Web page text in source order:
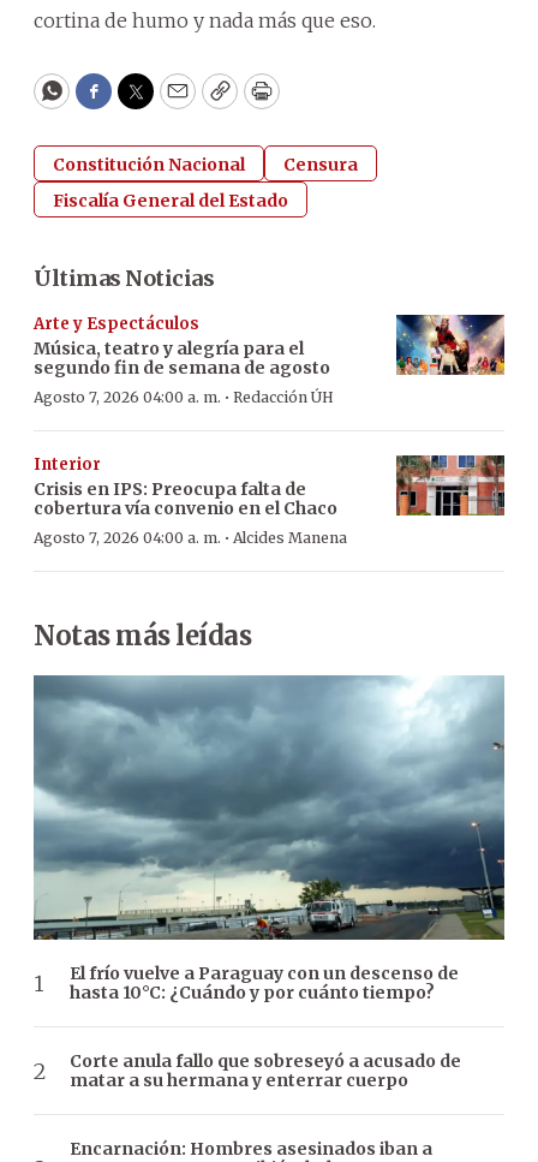
cortina de humo y nada más que eso.
WhatsApp
Facebook
Twitter
EmailCopyPrint
Constitución Nacional
Censura
Fiscalía General del Estado
Últimas Noticias
Arte y Espectáculos
Música, teatro y alegría para el
segundo fin de semana de agosto
Agosto 7, 2026 04:00 a. m. · Redacción ÚH
Interior
Crisis en IPS: Preocupa falta de
cobertura vía convenio en el Chaco
Agosto 7, 2026 04:00 a. m. · Alcides Manena
Notas más leídas
El frío vuelve a Paraguay con un descenso de
hasta 10°C: ¿Cuándo y por cuánto tiempo?
Corte anula fallo que sobreseyó a acusado de
matar a su hermana y enterrar cuerpo
Encarnación: Hombres asesinados iban a